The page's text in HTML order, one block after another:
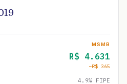
MSMB
R$ 4.631
−R$ 365
4.9% FIPE